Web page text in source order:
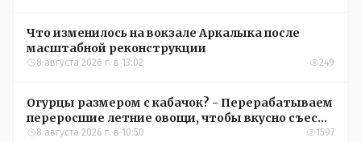
Что изменилось на вокзале Аркалыка после
масштабной реконструкции
8 августа 2026 г. в 13:02 249
Огурцы размером с кабачок? - Перерабатываем
переросшие летние овощи, чтобы вкусно съесть
зимой
8 августа 2026 г. в 10:50 1597